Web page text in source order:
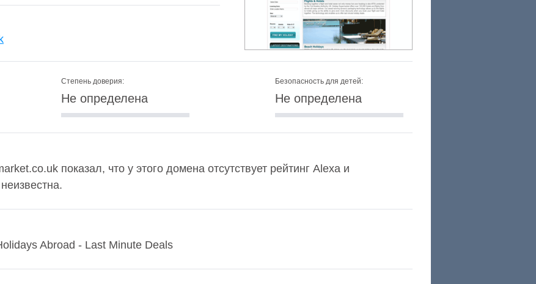
Степень доверия:
Не определена
Безопасность для детей:
Не определена
показал, что у этого домена отсутствует рейтинг Alexa и
Abroad - Last Minute Deals